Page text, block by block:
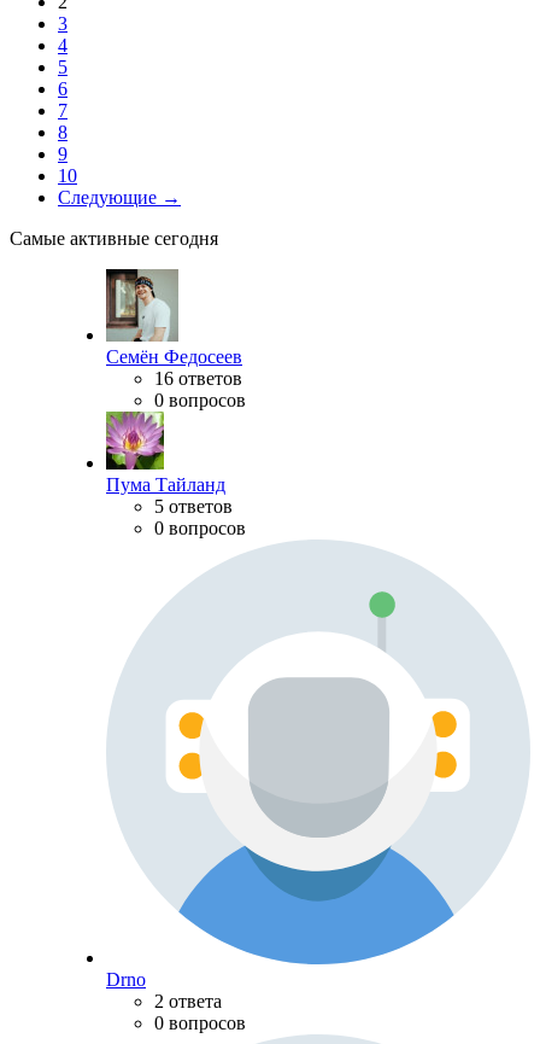
3
4
5
6
7
8
9
10
Следующие →
Самые активные сегодня
Семён Федосеев
16 ответов
0 вопросов
Пума Тайланд
5 ответов
0 вопросов
Drno
2 ответа
0 вопросов